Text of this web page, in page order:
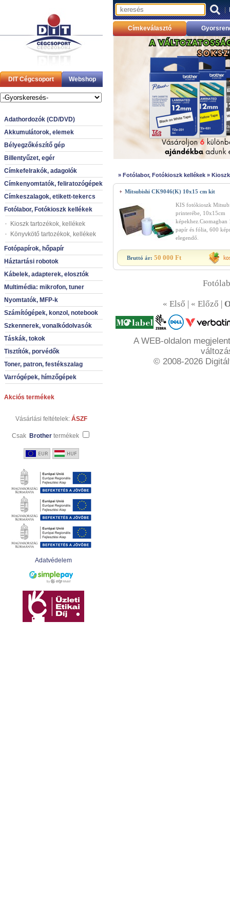
DIT Cégcsoport Webshop
Adathordozók (CD/DVD)
Akkumulátorok, elemek
Bélyegzőkészítő gép
Billentyűzet, egér
Címkefelrakók, adagolók
Címkenyomtatók, feliratozógépek
Címkeszalagok, etikett-tekercs
Fotólabor, Fotókioszk kellékek
Kioszk tartozékok, kellékek
Könyvkötő tartozékok, kellékek
Fotópapírok, hőpapír
Háztartási robotok
Kábelek, adapterek, elosztók
Multimédia: mikrofon, tuner
Nyomtatók, MFP-k
Számítógépek, konzol, notebook
Szkennerek, vonalkódolvasók
Táskák, tokok
Tisztítók, porvédők
Toner, patron, festékszalag
Varrógépek, hímzőgépek
Akciós termékek
Vásárlási feltételek: ÁSZF
Csak Brother termékek
Adatvédelem
|
Címkeválasztó
» Fotólabor, Fotókioszk kellékek »
Mitsubishi CK9046(K) 10x15 cm kit
KIS fotókioszk
printerébe, 10x15cm
képekhez.Csomagban
papír és fólia, 600
elegendő.
Bruttó ár: 50 000 Ft
« Első | « Előző |
A WEB-oldalon
© 2008-2026